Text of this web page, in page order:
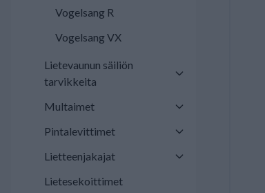
Vogelsang R
Vogelsang VX
Lietevaunun säiliön
tarvikkeita
Multaimet
Pintalevittimet
Lietteenjakajat
Lietesekoittimet